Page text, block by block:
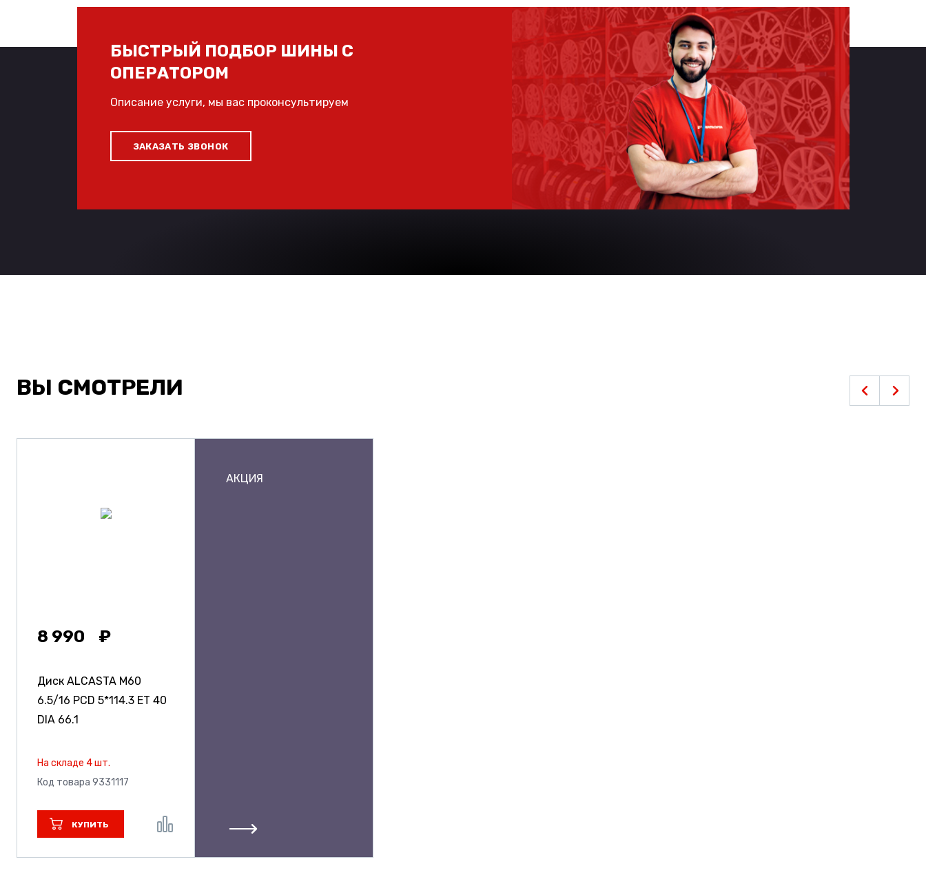
БЫСТРЫЙ ПОДБОР ШИНЫ С
ОПЕРАТОРОМ
Описание услуги, мы вас проконсультируем
ЗАКАЗАТЬ ЗВОНОК
ВЫ СМОТРЕЛИ
8 990
Диск ALCASTA M60
6.5/16 PCD 5*114.3 ET 40
DIA 66.1
На складе 4 шт.
Код товара 9331117
КУПИТЬ
АКЦИЯ